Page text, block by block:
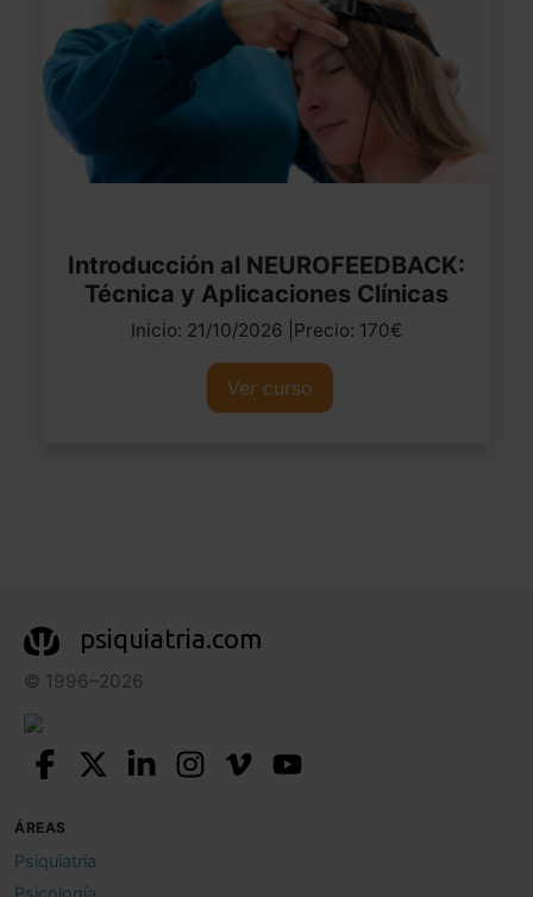
Introducción al NEUROFEEDBACK:
Técnica y Aplicaciones Clínicas
Inicio: 21/10/2026 |Precio: 170€
Ver curso
psiquiatria.com
© 1996–2026
ÁREAS
Psiquiatría
Psicología